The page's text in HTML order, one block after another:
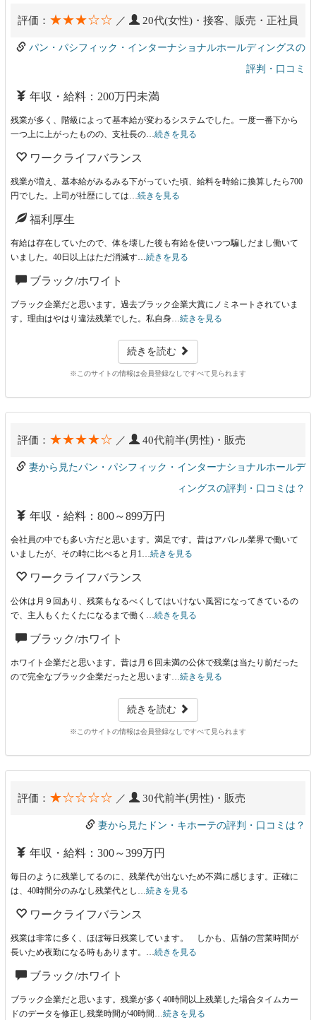
評価： ★★★☆☆ ／ 20代(女性)・接客、販売・正社員
パン・パシフィック・インターナショナルホールディングスの
評判・口コミ
年収・給料：200万円未満
残業が多く、階級によって基本給が変わるシステムでした。一度一番下から
一つ上に上がったものの、支社長の…続きを見る
ワークライフバランス
残業が増え、基本給がみるみる下がっていた頃、給料を時給に換算したら700
円でした。上司が社歴にしては…続きを見る
福利厚生
有給は存在していたので、体を壊した後も有給を使いつつ騙しだまし働いて
いました。40日以上はただ消滅す…続きを見る
ブラック/ホワイト
ブラック企業だと思います。過去ブラック企業大賞にノミネートされていま
す。理由はやはり違法残業でした。私自身…続きを見る
続きを読む
※このサイトの情報は会員登録なしですべて見られます
評価： ★★★★☆ ／ 40代前半(男性)・販売
妻から見たパン・パシフィック・インターナショナルホールデ
ィングスの評判・口コミは？
年収・給料：800～899万円
会社員の中でも多い方だと思います。満足です。昔はアパレル業界で働いて
いましたが、その時に比べると月1…続きを見る
ワークライフバランス
公休は月９回あり、残業もなるべくしてはいけない風習になってきているの
で、主人もくたくたになるまで働く…続きを見る
ブラック/ホワイト
ホワイト企業だと思います。昔は月６回未満の公休で残業は当たり前だった
ので完全なブラック企業だったと思います…続きを見る
続きを読む
※このサイトの情報は会員登録なしですべて見られます
評価： ★☆☆☆☆ ／ 30代前半(男性)・販売
妻から見たドン・キホーテの評判・口コミは？
年収・給料：300～399万円
毎日のように残業してるのに、残業代が出ないため不満に感じます。正確に
は、40時間分のみなし残業代とし…続きを見る
ワークライフバランス
残業は非常に多く、ほぼ毎日残業しています。 しかも、店舗の営業時間が
長いため夜勤になる時もあります。…続きを見る
ブラック/ホワイト
ブラック企業だと思います。残業が多く40時間以上残業した場合タイムカー
ドのデータを修正し残業時間が40時間…続きを見る